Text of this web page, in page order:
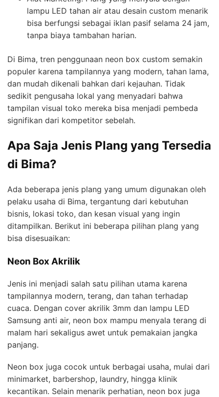
lampu LED tahan air atau desain custom menarik
bisa berfungsi sebagai iklan pasif selama 24 jam,
tanpa biaya tambahan harian.
Di Bima, tren penggunaan neon box custom semakin
populer karena tampilannya yang modern, tahan lama,
dan mudah dikenali bahkan dari kejauhan. Tidak
sedikit pengusaha lokal yang menyadari bahwa
tampilan visual toko mereka bisa menjadi pembeda
signifikan dari kompetitor sebelah.
Apa Saja Jenis Plang yang Tersedia
di Bima?
Ada beberapa jenis plang yang umum digunakan oleh
pelaku usaha di Bima, tergantung dari kebutuhan
bisnis, lokasi toko, dan kesan visual yang ingin
ditampilkan. Berikut ini beberapa pilihan plang yang
bisa disesuaikan:
Neon Box Akrilik
Jenis ini menjadi salah satu pilihan utama karena
tampilannya modern, terang, dan tahan terhadap
cuaca. Dengan cover akrilik 3mm dan lampu LED
Samsung anti air, neon box mampu menyala terang di
malam hari sekaligus awet untuk pemakaian jangka
panjang.
Neon box juga cocok untuk berbagai usaha, mulai dari
minimarket, barbershop, laundry, hingga klinik
kecantikan. Selain menarik perhatian, neon box juga